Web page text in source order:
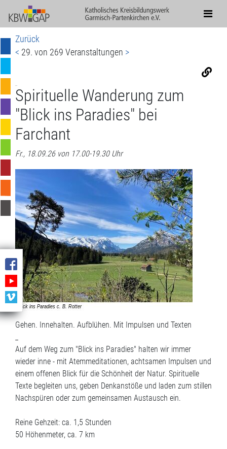
Zurück
< 29. von 269 Veranstaltungen >
Spirituelle Wanderung zum
"Blick ins Paradies" bei
Farchant
Fr., 18.09.26 von 17.00-19.30 Uhr
Gehen. Innehalten. Aufblühen. Mit Impulsen und Texten
Auf dem Weg zum "Blick ins Paradies" halten wir immer
wieder inne - mit Atemmeditationen, achtsamen Impulsen und
einem offenen Blick für die Schönheit der Natur. Spirituelle
Texte begleiten uns, geben Denkanstöße und laden zum stillen
Nachspüren oder zum gemeinsamen Austausch ein.
Reine Gehzeit: ca. 1,5 Stunden
50 Höhenmeter, ca. 7 km